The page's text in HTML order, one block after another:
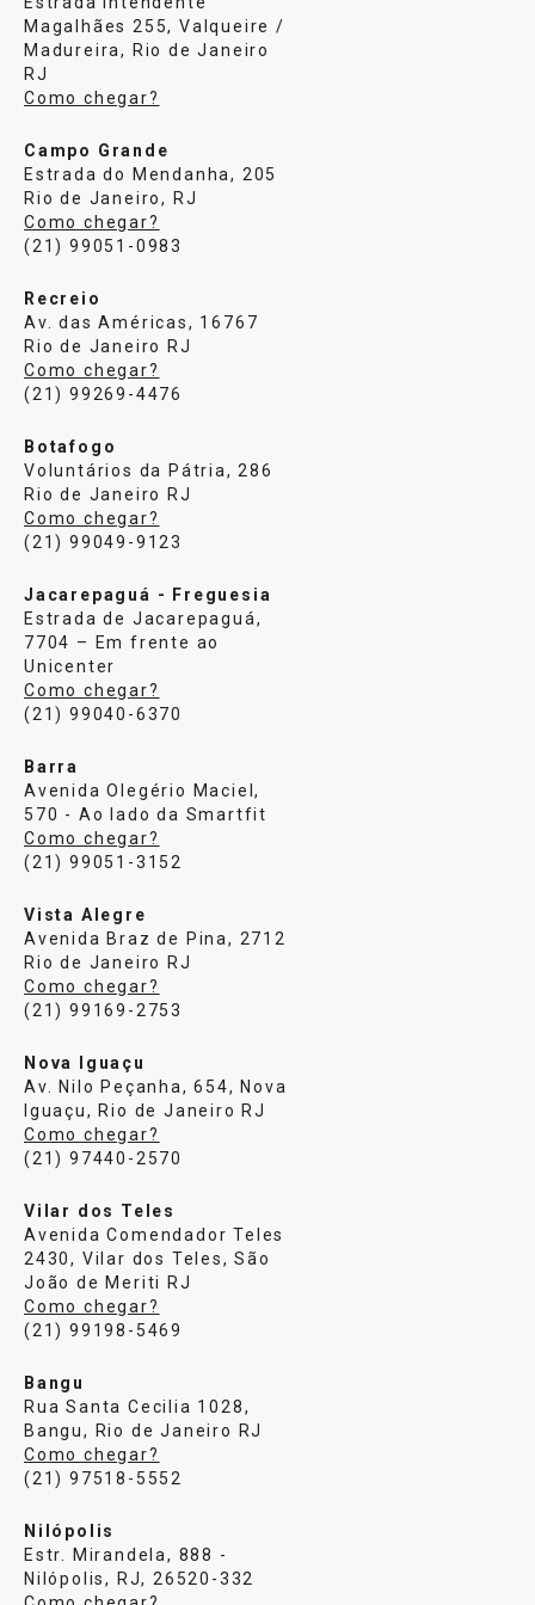
Magalhães 255, Valqueire /
Madureira, Rio de Janeiro
RJ
Como chegar?
Campo Grande
Estrada do Mendanha, 205
Rio de Janeiro, RJ
Como chegar?
(21) 99051-0983
Recreio
Av. das Américas, 16767
Rio de Janeiro RJ
Como chegar?
(21) 99269-4476
Botafogo
Voluntários da Pátria, 286
Rio de Janeiro RJ
Como chegar?
(21) 99049-9123
Jacarepaguá - Freguesia
Estrada de Jacarepaguá,
7704 – Em frente ao
Unicenter
Como chegar?
(21) 99040-6370
Barra
Avenida Olegério Maciel,
570 - Ao lado da Smartfit
Como chegar?
(21) 99051-3152
Vista Alegre
Avenida Braz de Pina, 2712
Rio de Janeiro RJ
Como chegar?
(21) 99169-2753
Nova Iguaçu
Av. Nilo Peçanha, 654, Nova
Iguaçu, Rio de Janeiro RJ
Como chegar?
(21) 97440-2570
Vilar dos Teles
Avenida Comendador Teles
2430, Vilar dos Teles, São
João de Meriti RJ
Como chegar?
(21) 99198-5469
Bangu
Rua Santa Cecilia 1028,
Bangu, Rio de Janeiro RJ
Como chegar?
(21) 97518-5552
Nilópolis
Estr. Mirandela, 888 -
Nilópolis, RJ, 26520-332